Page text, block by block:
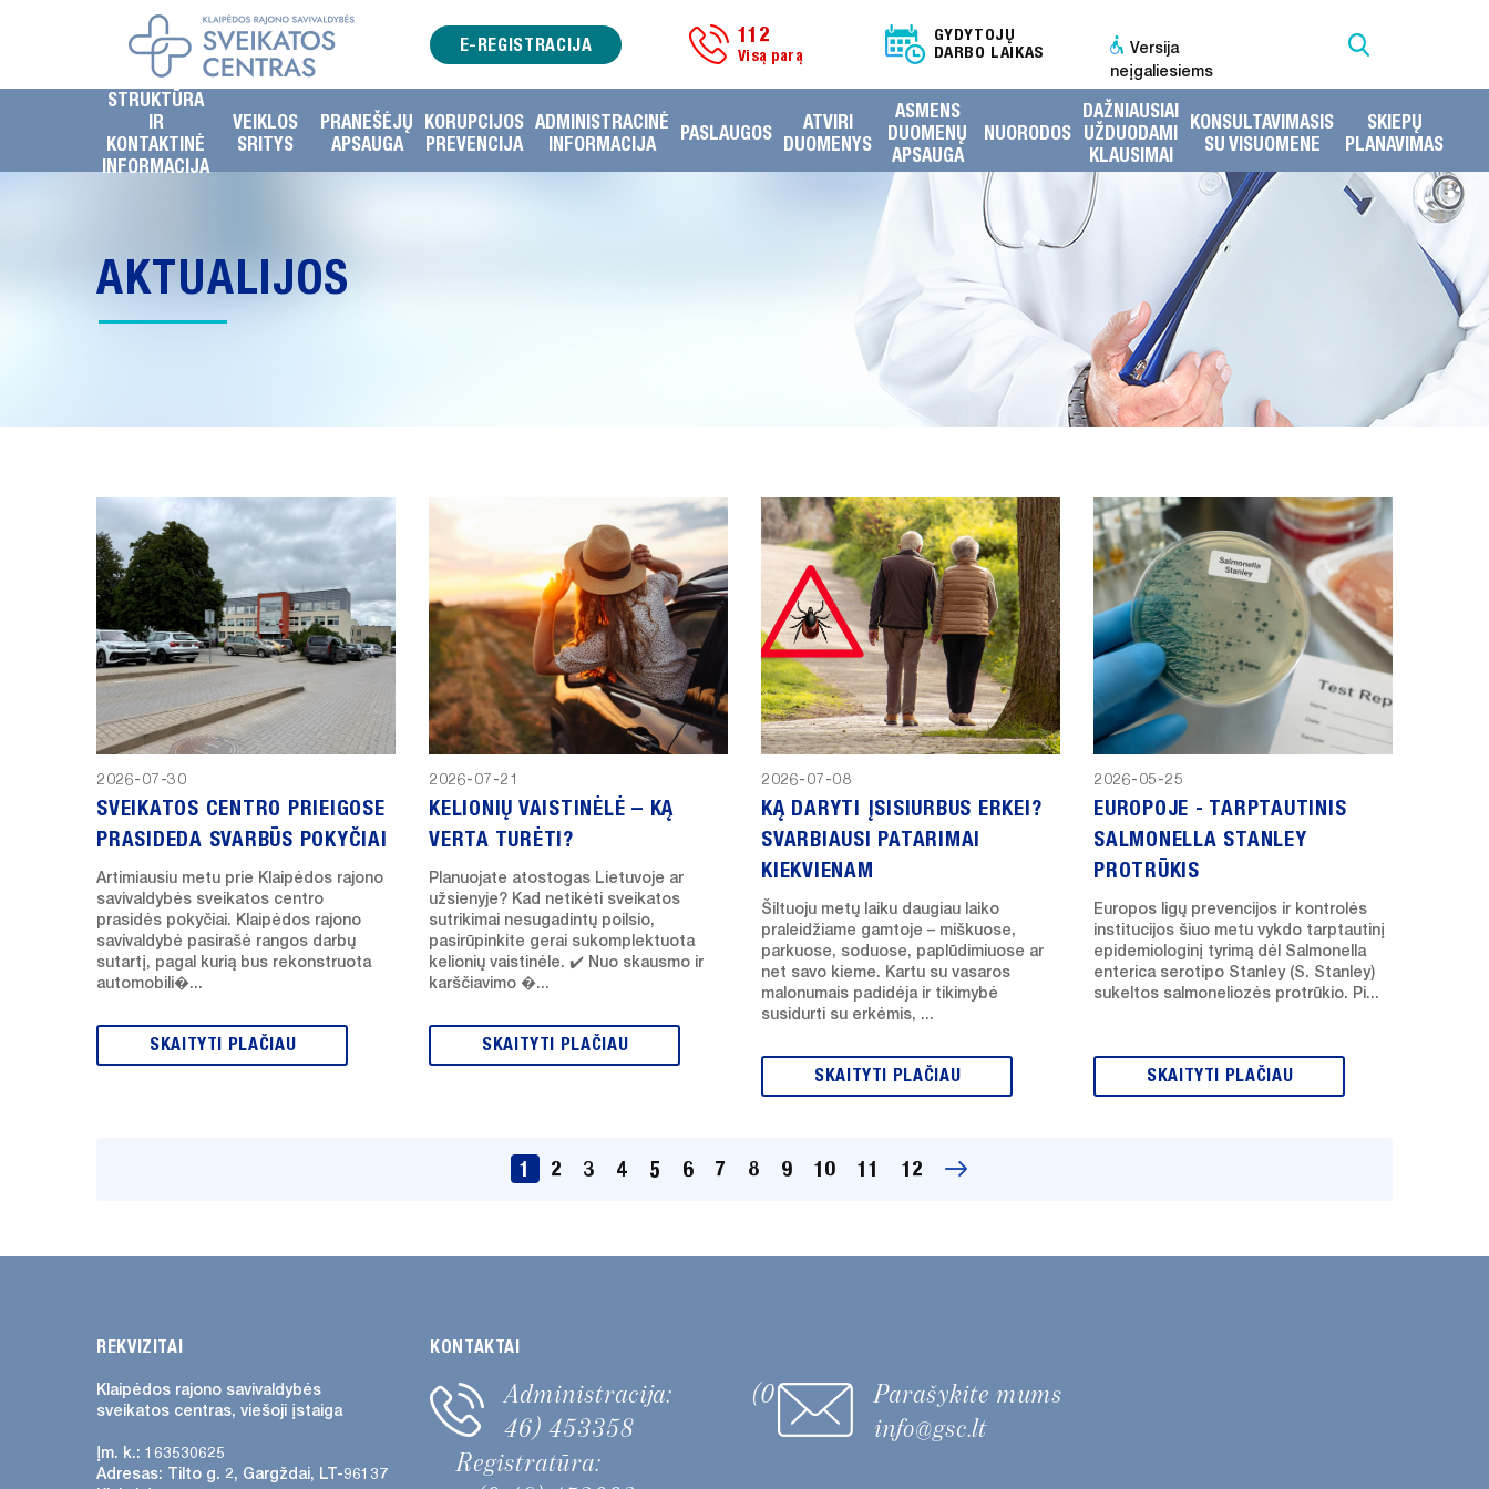
E-REGISTRACIJA 112
Visą parą
GYDYTOJŲ
DARBO LAIKAS
Versija
neįgaliesiems
STRUKTŪRA
IR
KONTAKTINĖ
INFORMACIJA
VEIKLOS
SRITYS
PRANEŠĖJŲ
APSAUGA
KORUPCIJOS
PREVENCIJA
ADMINISTRACINĖ
INFORMACIJA
PASLAUGOS
ATVIRI
DUOMENYS
ASMENS
DUOMENŲ
APSAUGA
NUORODOS
DAŽNIAUSIAI
UŽDUODAMI
KLAUSIMAI
KONSULTAVIMASIS
SU VISUOMENE
SKIEPŲ
PLANAVIMAS
AKTUALIJOS
2026-07-30
SVEIKATOS CENTRO PRIEIGOSE
PRASIDEDA SVARBŪS POKYČIAI
Artimiausiu metu prie Klaipėdos rajono
savivaldybės sveikatos centro
prasidės pokyčiai. Klaipėdos rajono
savivaldybė pasirašė rangos darbų
sutartį, pagal kurią bus rekonstruota
automobili�...
SKAITYTI PLAČIAU
2026-07-21
KELIONIŲ VAISTINĖLĖ – KĄ
VERTA TURĖTI?
Planuojate atostogas Lietuvoje ar
užsienyje? Kad netikėti sveikatos
sutrikimai nesugadintų poilsio,
pasirūpinkite gerai sukomplektuota
kelionių vaistinėle. ✔️ Nuo skausmo ir
karščiavimo �...
SKAITYTI PLAČIAU
2026-07-08
KĄ DARYTI ĮSISIURBUS ERKEI?
SVARBIAUSI PATARIMAI
KIEKVIENAM
Šiltuoju metų laiku daugiau laiko
praleidžiame gamtoje – miškuose,
parkuose, soduose, paplūdimiuose ar
net savo kieme. Kartu su vasaros
malonumais padidėja ir tikimybė
susidurti su erkėmis, ...
SKAITYTI PLAČIAU
2026-05-25
EUROPOJE - TARPTAUTINIS
SALMONELLA STANLEY
PROTRŪKIS
Europos ligų prevencijos ir kontrolės
institucijos šiuo metu vykdo tarptautinį
epidemiologinį tyrimą dėl Salmonella
enterica serotipo Stanley (S. Stanley)
sukeltos salmoneliozės protrūkio. Pi...
SKAITYTI PLAČIAU
1 2 3 4 5 6 7 8 9 10 11 12
REKVIZITAI
Klaipėdos rajono savivaldybės
sveikatos centras, viešoji įstaiga
Įm. k.: 163530625
Adresas: Tilto g. 2, Gargždai, LT-96137
KONTAKTAI
Administracija:
(0
46) 453358
Registratūra:
Parašykite mums
info@gsc.lt